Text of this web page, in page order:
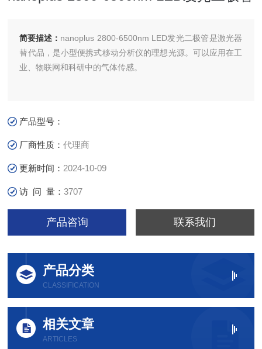
简要描述： nanoplus 2800-6500nm LED发光二极管是激光器
替代品，是小型便携式移动分析仪的理想光源。可以应用在工
业、物联网和科研中的气体传感。
产品型号：
厂商性质：代理商
更新时间： 2024-10-09
访 问 量：3707
产品咨询 联系我们
产品分类
CLASSIFICATION
相关文章
ARTICLES